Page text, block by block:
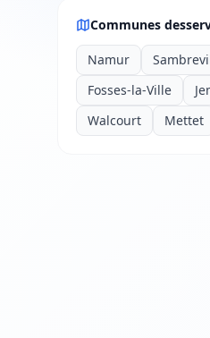
Communes
Namur
Fosses-la-Ville
Walcourt
Mettet